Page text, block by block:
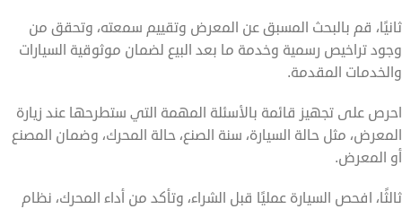
ثانيًا، قم بالبحث المسبق عن المعرض وتقييم سمعته، وتحقق من
وجود تراخيص رسمية وخدمة ما بعد البيع لضمان موثوقية السيارات
والخدمات المقدمة.
احرص على تجهيز قائمة بالأسئلة المهمة التي ستطرحها عند زيارة
المعرض، مثل حالة السيارة، سنة الصنع، حالة المحرك، وضمان المصنع
أو المعرض.
ثالثًا، افحص السيارة عمليًا قبل الشراء، وتأكد من أداء المحرك، نظام